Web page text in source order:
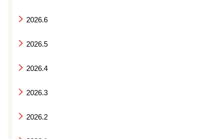
2026.6
2026.5
2026.4
2026.3
2026.2